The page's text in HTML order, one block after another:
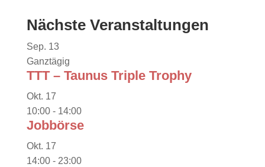
Nächste Veranstaltungen
Sep. 13
Ganztägig
TTT – Taunus Triple Trophy
Okt. 17
10:00- 14:00
Jobbörse
Okt. 17
14:00- 23:00